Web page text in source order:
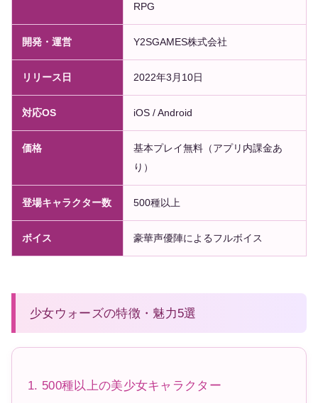
RPG
開発・運営 Y2SGAMES株式会社
リリース日 2022年3月10日
対応OS iOS / Android
価格
基本プレイ無料（アプリ内課金あ
り）
登場キャラクター数 500種以上
ボイス 豪華声優陣によるフルボイス
少女ウォーズの特徴・魅力5選
1. 500種以上の美少女キャラクター